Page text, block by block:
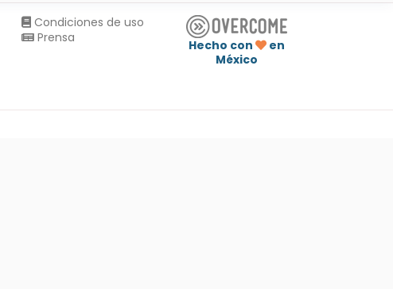
Condiciones de uso
Prensa
Hecho con
en
México